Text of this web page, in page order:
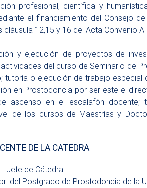
profesional, científica y
el financiamiento del Consejo
12,15 y 16 del Acta Convenio
y ejecución de proyectos de
del curso de Seminario de
tutoría o ejecución de trabajo especial
en Prostodoncia por ser este el
ascenso en el escalafón docente;
de los cursos de Maestrías y
DE LA CATEDRA
de Cátedra
de Prostodoncia de la